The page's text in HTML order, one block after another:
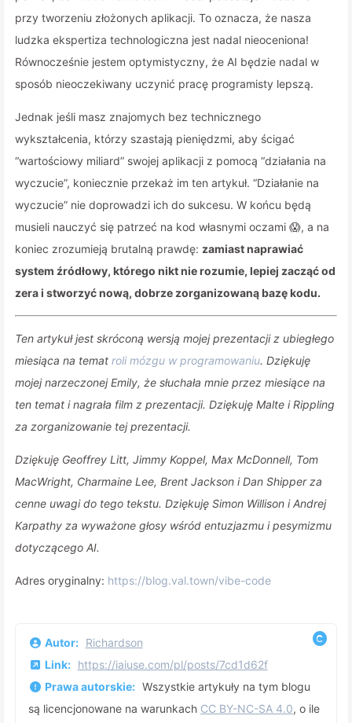
przy tworzeniu złożonych aplikacji. To oznacza, że nasza
ludzka ekspertiza technologiczna jest nadal nieoceniona!
Równocześnie jestem optymistyczny, że AI będzie nadal w
sposób nieoczekiwany uczynić pracę programisty lepszą.
Jednak jeśli masz znajomych bez technicznego
wykształcenia, którzy szastają pieniędzmi, aby ścigać
“wartościowy miliard” swojej aplikacji z pomocą “działania na
wyczucie”, koniecznie przekaż im ten artykuł. “Działanie na
wyczucie” nie doprowadzi ich do sukcesu. W końcu będą
musieli nauczyć się patrzeć na kod własnymi oczami 😱, a na
koniec zrozumieją brutalną prawdę: zamiast naprawiać
system źródłowy, którego nikt nie rozumie, lepiej zacząć od
zera i stworzyć nową, dobrze zorganizowaną bazę kodu.
Ten artykuł jest skróconą wersją mojej prezentacji z ubiegłego
miesiąca na temat roli mózgu w programowaniu. Dziękuję
mojej narzeczonej Emily, że słuchała mnie przez miesiące na
ten temat i nagrała film z prezentacji. Dziękuję Malte i Rippling
za zorganizowanie tej prezentacji.
Dziękuję Geoffrey Litt, Jimmy Koppel, Max McDonnell, Tom
MacWright, Charmaine Lee, Brent Jackson i Dan Shipper za
cenne uwagi do tego tekstu. Dziękuję Simon Willison i Andrej
Karpathy za wyważone głosy wśród entuzjazmu i pesymizmu
dotyczącego AI.
Adres oryginalny: https://blog.val.town/vibe-code
Autor: Richardson
Link: https://iaiuse.com/pl/posts/7cd1d62f
Prawa autorskie: Wszystkie artykuły na tym blogu
są licencjonowane na warunkach CC BY-NC-SA 4.0, o ile